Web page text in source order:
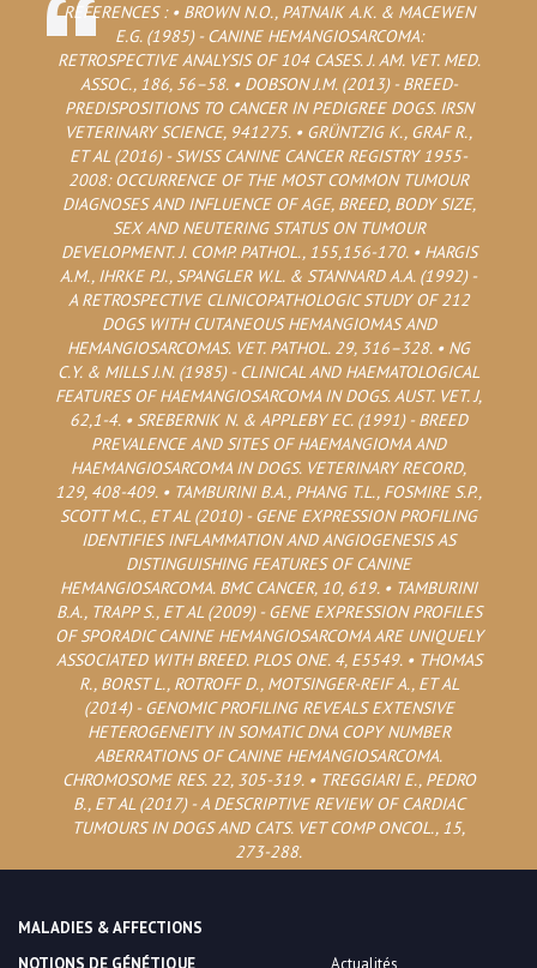
REFERENCES : • BROWN N.O., PATNAIK A.K. & MACEWEN
E.G. (1985) - CANINE HEMANGIOSARCOMA:
RETROSPECTIVE ANALYSIS OF 104 CASES. J. AM. VET. MED.
ASSOC., 186, 56–58. • DOBSON J.M. (2013) - BREED-
PREDISPOSITIONS TO CANCER IN PEDIGREE DOGS. IRSN
VETERINARY SCIENCE, 941275. • GRÜNTZIG K., GRAF R.,
ET AL (2016) - SWISS CANINE CANCER REGISTRY 1955-
2008: OCCURRENCE OF THE MOST COMMON TUMOUR
DIAGNOSES AND INFLUENCE OF AGE, BREED, BODY SIZE,
SEX AND NEUTERING STATUS ON TUMOUR
DEVELOPMENT. J. COMP. PATHOL., 155,156-170. • HARGIS
A.M., IHRKE P.J., SPANGLER W.L. & STANNARD A.A. (1992) -
A RETROSPECTIVE CLINICOPATHOLOGIC STUDY OF 212
DOGS WITH CUTANEOUS HEMANGIOMAS AND
HEMANGIOSARCOMAS. VET. PATHOL. 29, 316–328. • NG
C.Y. & MILLS J.N. (1985) - CLINICAL AND HAEMATOLOGICAL
FEATURES OF HAEMANGIOSARCOMA IN DOGS. AUST. VET. J,
62,1-4. • SREBERNIK N. & APPLEBY EC. (1991) - BREED
PREVALENCE AND SITES OF HAEMANGIOMA AND
HAEMANGIOSARCOMA IN DOGS. VETERINARY RECORD,
129, 408-409. • TAMBURINI B.A., PHANG T.L., FOSMIRE S.P.,
SCOTT M.C., ET AL (2010) - GENE EXPRESSION PROFILING
IDENTIFIES INFLAMMATION AND ANGIOGENESIS AS
DISTINGUISHING FEATURES OF CANINE
HEMANGIOSARCOMA. BMC CANCER, 10, 619. • TAMBURINI
B.A., TRAPP S., ET AL (2009) - GENE EXPRESSION PROFILES
OF SPORADIC CANINE HEMANGIOSARCOMA ARE UNIQUELY
ASSOCIATED WITH BREED. PLOS ONE. 4, E5549. • THOMAS
R., BORST L., ROTROFF D., MOTSINGER-REIF A., ET AL
(2014) - GENOMIC PROFILING REVEALS EXTENSIVE
HETEROGENEITY IN SOMATIC DNA COPY NUMBER
ABERRATIONS OF CANINE HEMANGIOSARCOMA.
CHROMOSOME RES. 22, 305-319. • TREGGIARI E., PEDRO
B., ET AL (2017) - A DESCRIPTIVE REVIEW OF CARDIAC
TUMOURS IN DOGS AND CATS. VET COMP ONCOL., 15,
273-288.
MALADIES & AFFECTIONS